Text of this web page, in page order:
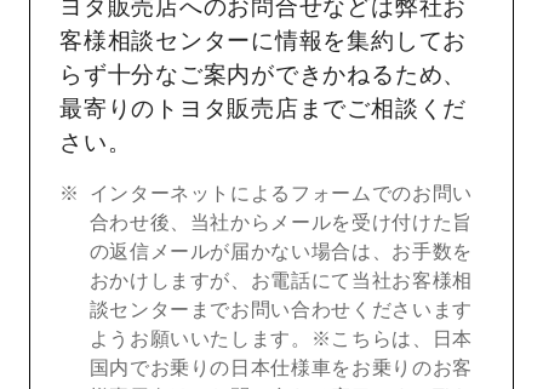
ヨタ販売店へのお問合せなどは弊社お
客様相談センターに情報を集約してお
らず十分なご案内ができかねるため、
最寄りのトヨタ販売店までご相談くだ
さい。
インターネットによるフォームでのお問い
合わせ後、当社からメールを受け付けた旨
の返信メールが届かない場合は、お手数を
おかけしますが、お電話にて当社お客様相
談センターまでお問い合わせくださいます
ようお願いいたします。※こちらは、日本
国内でお乗りの日本仕様車をお乗りのお客